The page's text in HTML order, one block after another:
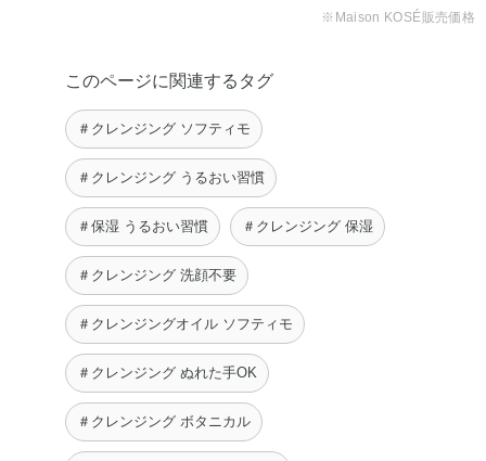
※Maison KOSÉ販売価格
このページに関連するタグ
＃クレンジング ソフティモ
＃クレンジング うるおい習慣
＃保湿 うるおい習慣 ＃クレンジング 保湿
＃クレンジング 洗顔不要
＃クレンジングオイル ソフティモ
＃クレンジング ぬれた手OK
＃クレンジング ボタニカル